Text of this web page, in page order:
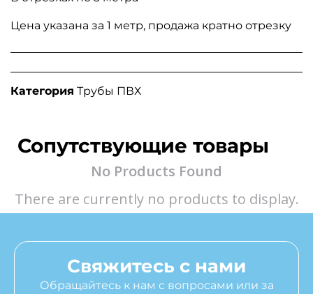
Цена указана за 1 метр, продажа кратно отрезку
Категория Трубы ПВХ
Сопутствующие товары
No Products Found
There are currently no products to display.
Свяжитесь с нами
Обращайтесь к нам с вопросами или за